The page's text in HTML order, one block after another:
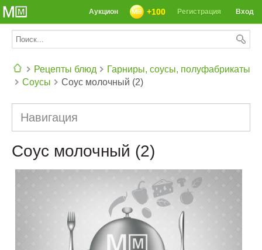
Вход
Регистрация
+100
Аукцион
Рецепты блюд
Гарниры, соусы, полуфабрикаты
Соусы
Соус молочный (2)
Навигация
Соус молочный (2)